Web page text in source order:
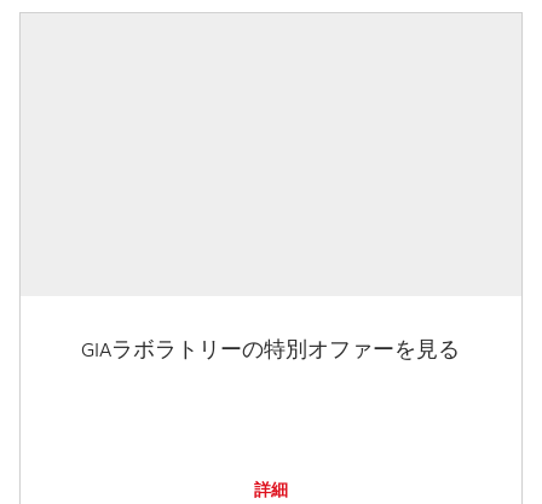
GIAラボラトリーの特別オファーを見る
詳細